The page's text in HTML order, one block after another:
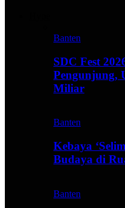
Banten
SDC Fest
Pengunjung,
Miliar
Banten
Kebaya
Budaya di
Banten